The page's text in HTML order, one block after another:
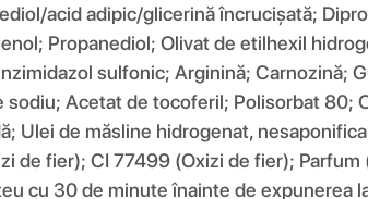
acid adipic/glicerină încrucișată;
Propanediol; Olivat de etilhexil
sulfonic; Arginină; Carnozină;
Acetat de tocoferil; Polisorbat 80;
Ulei de măsline hidrogenat,
de fier); CI 77499 (Oxizi de fier);
cu 30 de minute înainte de expunerea